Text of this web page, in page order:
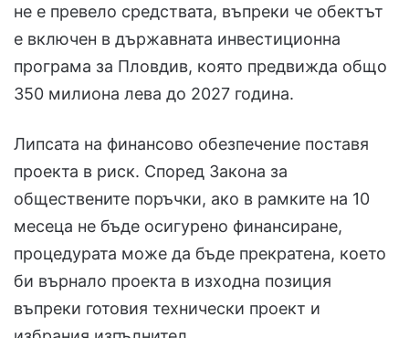
не е превело средствата, въпреки че обектът
е включен в държавната инвестиционна
програма за Пловдив, която предвижда общо
350 милиона лева до 2027 година.
Липсата на финансово обезпечение поставя
проекта в риск. Според Закона за
обществените поръчки, ако в рамките на 10
месеца не бъде осигурено финансиране,
процедурата може да бъде прекратена, което
би върнало проекта в изходна позиция
въпреки готовия технически проект и